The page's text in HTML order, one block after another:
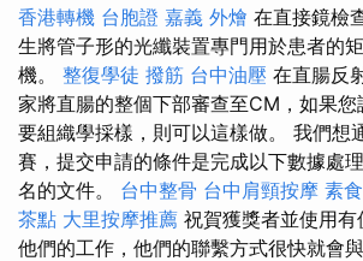
香港轉機 台胞證 嘉義 外燴 在直接鏡檢
生將管子形的光纖裝置專門用於患者的
機。 整復學徒 撥筋 台中油壓 在直腸反
家將直腸的整個下部審查至CM，如果
要組織學採樣，則可以這樣做。 我們想
賽，提交申請的條件是完成以下數據處
名的文件。 台中整骨 台中肩頸按摩 素
茶點 大里按摩推薦 祝賀獲獎者並使用
他們的工作，他們的聯繫方式很快就會